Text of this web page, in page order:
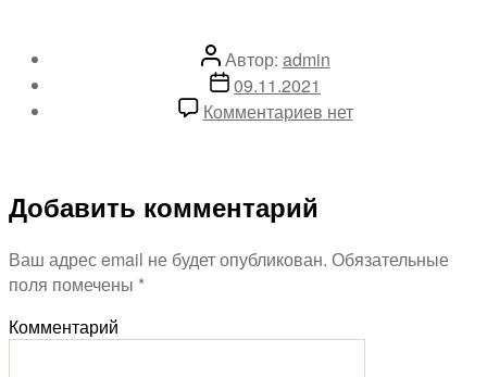
Автор: admin
09.11.2021
Комментариев нет
Добавить комментарий
Ваш адрес email не будет опубликован. Обязательные
поля помечены *
Комментарий